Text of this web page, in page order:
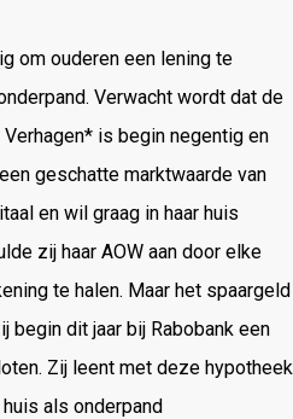
om ouderen een lening te
Verwacht wordt dat de
is begin negentig en
geschatte marktwaarde van
en wil graag in haar huis
zij haar AOW aan door elke
te halen. Maar het spaargeld
begin dit jaar bij Rabobank een
Zij leent met deze hypotheek
als onderpand